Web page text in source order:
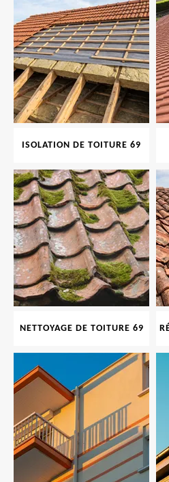
ISOLATION DE TOITURE 69
NETTOYAGE DE TOITURE 69